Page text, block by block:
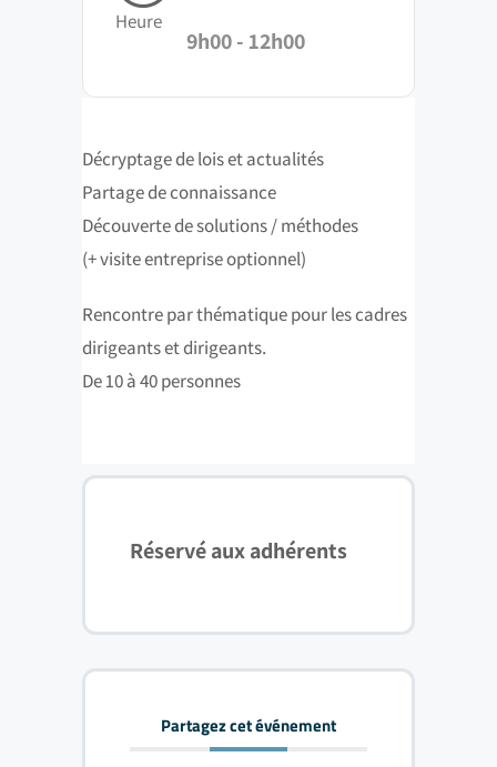
Heure
9h00 - 12h00
Décryptage de lois et actualités
Partage de connaissance
Découverte de solutions / méthodes
(+ visite entreprise optionnel)
Rencontre par thématique pour les cadres
dirigeants et dirigeants.
De 10 à 40 personnes
Réservé aux adhérents
Partagez cet événement